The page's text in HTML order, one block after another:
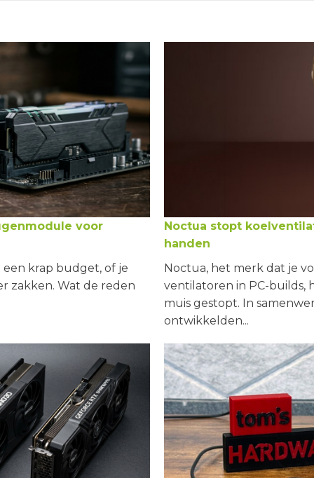
voor
krap budget, of je
zakken. Wat de reden
Noctua stopt
handen
Noctua, het merk dat je
ventilatoren in PC-builds,
muis gestopt. In
ontwikkelden...